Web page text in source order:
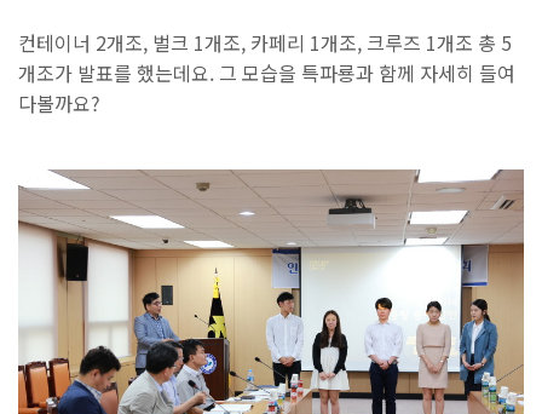
컨테이너 2개조, 벌크 1개조, 카페리 1개조, 크루즈 1개조 총 5
개조가 발표를 했는데요. 그 모습을 특파룡과 함께 자세히 들여
다볼까요?